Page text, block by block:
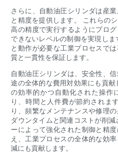
さらに、自動油圧シリンダは産
と精度を提供します。 これらの
高の精度で実行するようにプロ
できないレベルの制御を実現し
と動作が必要な工業プロセスで
質と一貫性を保証します。
自動油圧シリンダは、安全性、
途の全体的な費用対効果にも貢
の効率的かつ自動化された操作
り、時間と人件費が節約されま
り、頻繁なメンテナンスや修理
ダウンタイムと関連コストが削
ーによって強化された制御と精
え、工業プロセスの全体的な効
減にも貢献します。